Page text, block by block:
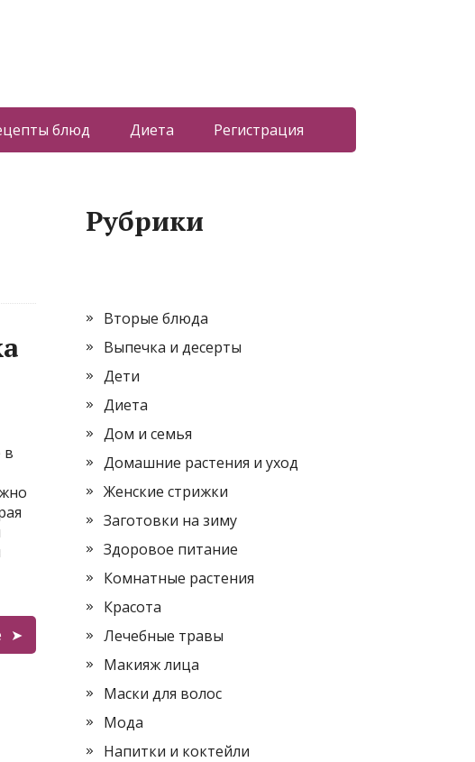
блюд Диета Регистрация
в
Рубрики
Вторые блюда
Выпечка и десерты
Дети
Диета
Дом и семья
Домашние растения и уход
Женские стрижки
Заготовки на зиму
Здоровое питание
Комнатные растения
Красота
Лечебные травы
Макияж лица
Маски для волос
Мода
Напитки и коктейли